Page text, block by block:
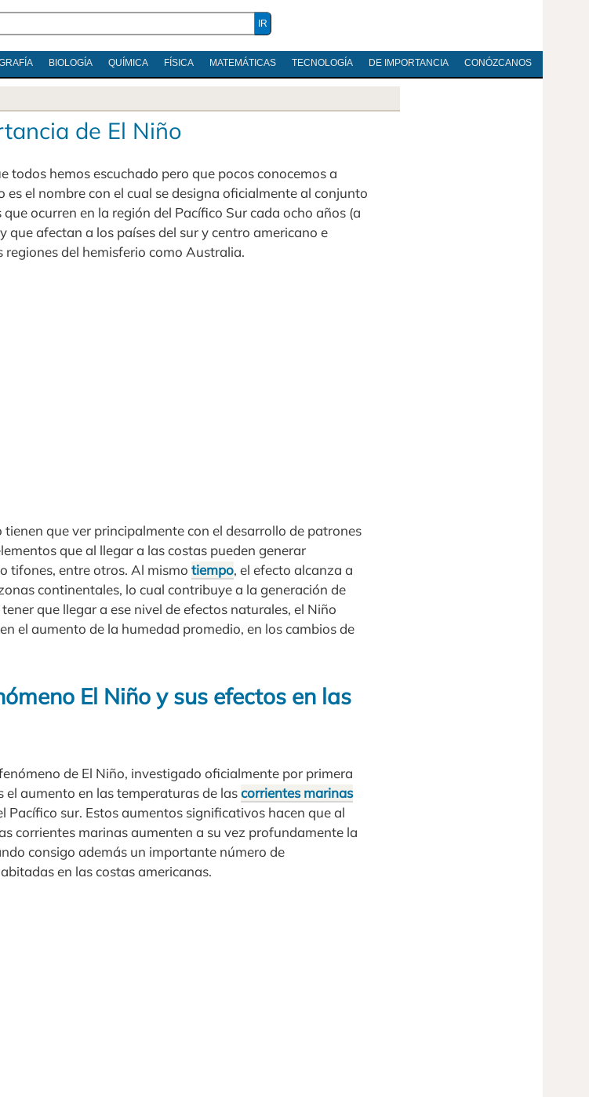
BIOLOGÍA QUÍMICA FÍSICA MATEMÁTICAS TECNOLOGÍA DE IMPORTANCIA CONÓZCANOS
de El Niño
todos hemos escuchado pero que pocos conocemos a
es el nombre con el cual se designa oficialmente al conjunto
ocurren en la región del Pacífico Sur cada ocho años (a
que afectan a los países del sur y centro americano e
regiones del hemisferio como Australia.
que ver principalmente con el desarrollo de patrones
que al llegar a las costas pueden generar
tifones, entre otros. Al mismo tiempo, el efecto alcanza a
continentales, lo cual contribuye a la generación de
que llegar a ese nivel de efectos naturales, el Niño
el aumento de la humedad promedio, en los cambios de
El Niño y sus efectos en las
de El Niño, investigado oficialmente por primera
el aumento en las temperaturas de lascorrientes marinas
Pacífico sur. Estos aumentos significativos hacen que al
corrientes marinas aumenten a su vez profundamente la
consigo además un importante número de
en las costas americanas.